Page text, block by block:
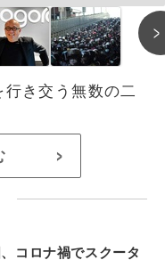
き交う無数の二
>
コロナ禍でスクータ